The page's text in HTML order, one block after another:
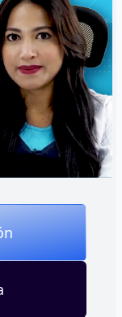
Foliculitis